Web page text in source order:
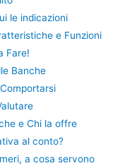
le indicazioni
e Funzioni
Fare!
Banche
e Chi la offre
al conto?
a cosa servono